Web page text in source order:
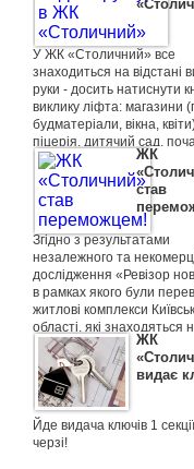
У ЖК «Столичний» все
знаходиться на відстані
руки - досить натиснути
виклику ліфта: магазини
будматеріали, вікна,
піцерія, дитячий сад,
школа, салон краси,
агентства.
ЖК
став
Згідно з результатами
незалежного та
дослідження «Ревізор
в рамках якого були
житлові комплекси
області, які знаходяться
будівництва або введені в
експлуатацію в 2016
«Столичний» став
номінації «Фінансові
Всього в дослідженні
174 багатоквартирних
ЖК
видає
Йде видача ключів 1
черзі!